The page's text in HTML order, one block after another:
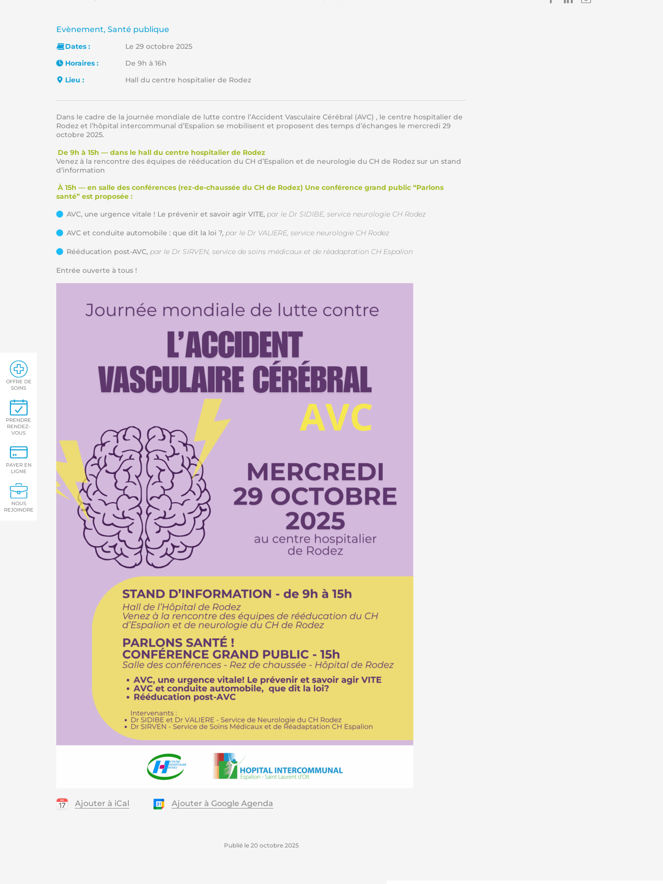
OFFRE DE
SOINS
PRENDRE
RENDEZ-
VOUS
PAYER EN
LIGNE
NOUS
REJOINDRE
Catégorie :
Evènement, Santé publique
Dates :
Le 29 octobre 2025
Horaires :
De 9h à 16h
Lieu :
Hall du centre hospitalier de Rodez
Dans le cadre de la journée mondiale de lutte contre l’Accident Vasculaire Cérébral (AVC) , le centre hospitalier de
Rodez et l’hôpital intercommunal d’Espalion se mobilisent et proposent des temps d’échanges le mercredi 29
octobre 2025.
De 9h à 15h — dans le hall du centre hospitalier de Rodez
Venez à la rencontre des équipes de rééducation du CH d’Espalion et de neurologie du CH de Rodez sur un stand
d’information
À 15h — en salle des conférences (rez-de-chaussée du CH de Rodez) Une conférence grand public “Parlons
santé” est proposée :
AVC, une urgence vitale ! Le prévenir et savoir agir VITE, par le Dr SIDIBE, service neurologie CH Rodez
AVC et conduite automobile : que dit la loi ?, par le Dr VALIERE, service neurologie CH Rodez
Rééducation post-AVC, par le Dr SIRVEN, service de soins médicaux et de réadaptation CH Espalion
Entrée ouverte à tous !
Ajouter à iCal Ajouter à Google Agenda
Publié le 20 octobre 2025